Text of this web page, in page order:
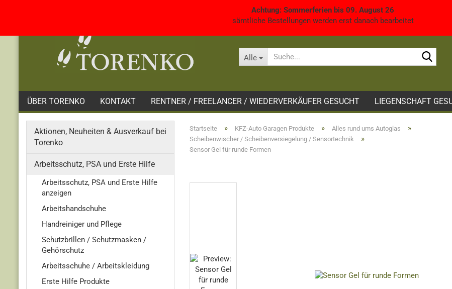
Alle
Achtung: Sommerferien bis 09. August 26
sämtliche Bestellungen werden erst danach bearbeitet
ÜBER TORENKO KONTAKT RENTNER / FREELANCER / WIEDERVERKÄUFER GESUCHT LIEGENSCHAFT
Startseite » KFZ-Auto Garagen Produkte » Alles rund ums Autoglas »
Scheibenwischer / Scheibenversiegelung / Sensortechnik »
Sensor Gel für runde Formen
Aktionen, Neuheiten & Ausverkauf bei
Torenko
Arbeitsschutz, PSA und Erste Hilfe
Arbeitsschutz, PSA und Erste Hilfe
anzeigen
Arbeitshandschuhe
Handreiniger und Pflege
Schutzbrillen / Schutzmasken /
Gehörschutz
Arbeitsschuhe / Arbeitskleidung
Erste Hilfe Produkte